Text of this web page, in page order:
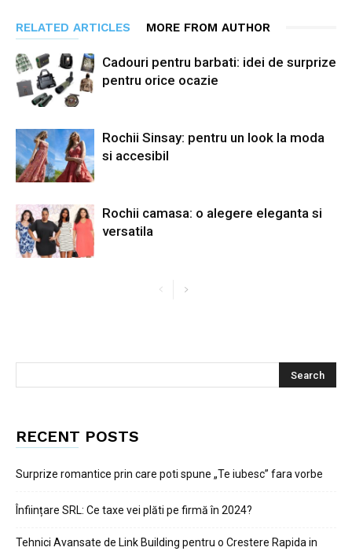
RELATED ARTICLES MORE FROM AUTHOR
Cadouri pentru barbati: idei de surprize
pentru orice ocazie
Rochii Sinsay: pentru un look la moda
si accesibil
Rochii camasa: o alegere eleganta si
versatila
RECENT POSTS
Surprize romantice prin care poti spune „Te iubesc” fara vorbe
Înființare SRL: Ce taxe vei plăti pe firmă în 2024?
Tehnici Avansate de Link Building pentru o Crestere Rapida in